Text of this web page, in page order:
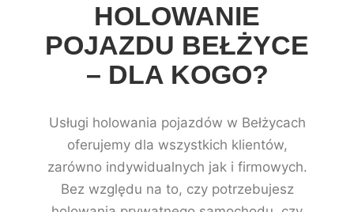
HOLOWANIE
POJAZDU BEŁŻYCE
– DLA KOGO?
Usługi holowania pojazdów w Bełżycach
oferujemy dla wszystkich klientów,
zarówno indywidualnych jak i firmowych.
Bez względu na to, czy potrzebujesz